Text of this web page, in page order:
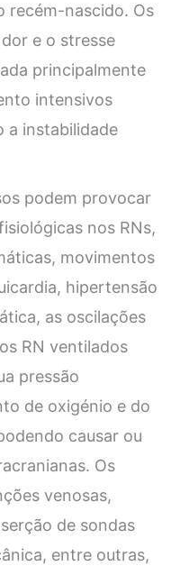
recém-nascido. Os
e o stresse
principalmente
intensivos
a instabilidade
podem provocar
nos RNs,
movimentos
hipertensão
as oscilações
RN ventilados
pressão
de oxigénio e do
causar ou
Os
venosas,
de sondas
entre outras,